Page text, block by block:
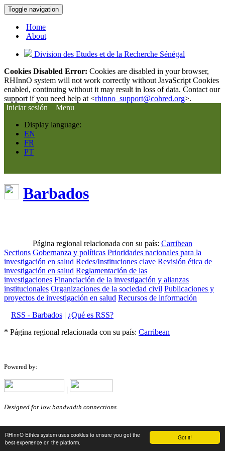
Got it!
RHInnO Ethics system uses cookies to ensure you get the
best experience on the platform.
Toggle navigation
Home
About
Division des Etudes et de la Recherche Sénégal
Cookies Disabled Error: Cookies are disabled in your browser,
RHInnO system will not work correctly without JavaScript Cookies
enabled, continuing without it may result in loss of data. Contact our
support if you need help at <rhinno_support@cohred.org>.
Iniciar sesión
Menu
Display language:
EN
FR
PT
Barbados
Página regional relacionada con su país: Carribean
Sections Gobernanza y políticas Prioridades nacionales para la
investigación en salud Redes/Instituciones clave Revisión ética de
investigación en salud Reglamentación de las
investigaciones Financiación de la investigación y alianzas
institucionales Organizaciones de la sociedad civil Publicaciones y
proyectos de investigación en salud Recursos de información
RSS - Barbados | ¿Qué es RSS?
* Página regional relacionada con su país: Carribean
Powered by:
|
Designed for low bandwidth connections.